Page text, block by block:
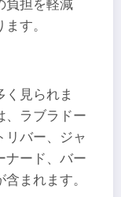
負担を軽減
す。
く見られま
、ラブラドー
リバー、ジャ
ナード、バー
まれます。